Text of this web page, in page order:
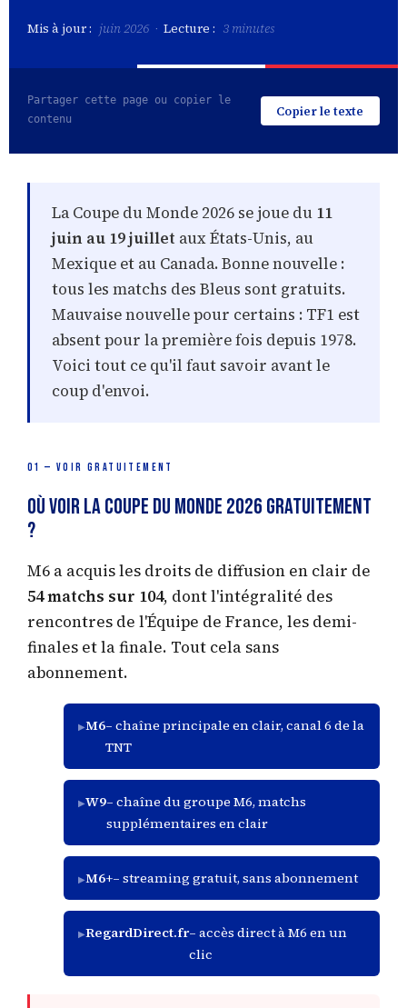
Mis à jour : juin 2026 · Lecture : 3 minutes
Partager cette page ou copier le
contenu
Copier le texte
La Coupe du Monde 2026 se joue du 11
juin au 19 juillet aux États-Unis, au
Mexique et au Canada. Bonne nouvelle :
tous les matchs des Bleus sont gratuits.
Mauvaise nouvelle pour certains : TF1 est
absent pour la première fois depuis 1978.
Voici tout ce qu'il faut savoir avant le
coup d'envoi.
01 — VOIR GRATUITEMENT
Où voir la Coupe du Monde 2026 gratuitement
?
M6 a acquis les droits de diffusion en clair de
54 matchs sur 104, dont l'intégralité des
rencontres de l'Équipe de France, les demi-
finales et la finale. Tout cela sans
abonnement.
M6– chaîne principale en clair, canal 6 de la
TNT
W9– chaîne du groupe M6, matchs
supplémentaires en clair
M6+– streaming gratuit, sans abonnement
RegardDirect.fr– accès direct à M6 en un
clic